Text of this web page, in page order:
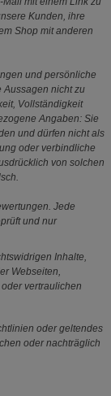
Kunden, ihre
Shop mit anderen
und persönliche
Aussagen nicht zu
Vollständigkeit
Angaben: Sie
und dürfen nicht als
oder verbindliche
von solchen
Jede
und nur
Inhalte,
Webseiten,
vertraulichen
oder geltendes
oder nachträglich